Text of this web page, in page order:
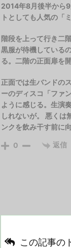
2014年8月後半から
トとしても人気の「
階段を上って行き二
黒服が待機している
る。二階の正面扉を
正面では生バンドの
ーのディスコ「ファ
ように感じる。生演
しれないが。 悪くは
ンクを飲み干す前に
0 返信
この記事の